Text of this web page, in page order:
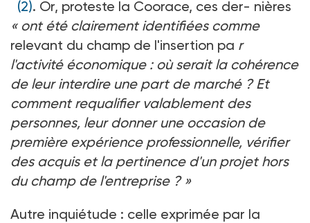
(2). Or, proteste la Coorace, ces der- nières
« ont été clairement identifiées comme
relevant du champ de l'insertion pa r
l'activité économique : où serait la cohérence
de leur interdire une part de marché ? Et
comment requalifier valablement des
personnes, leur donner une occasion de
première expérience professionnelle, vérifier
des acquis et la pertinence d'un projet hors
du champ de l'entreprise ? »
Autre inquiétude : celle exprimée par la